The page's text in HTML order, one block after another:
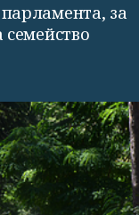
за
семейство